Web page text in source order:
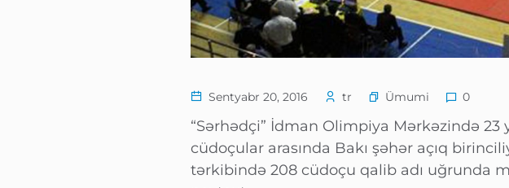
Sentyabr 20, 2016 tr Ümumi 0
“Sərhədçi” İdman Olimpiya Mərkəzində 23
cüdoçular arasında Bakı şəhər açıq
tərkibində 208 cüdoçu qalib adı uğrunda